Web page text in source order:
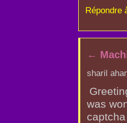
Répondre
←
sharil
was